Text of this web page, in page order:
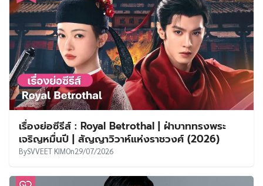
เรื่องย่อซีรีส์ : Royal Betrothal | ฝ่าบาททรงพระ
เจริญหมื่นปี | สัญญาวิวาห์แห่งราชวงศ์ (2026)
BySVVEET KIMOn29/07/2026